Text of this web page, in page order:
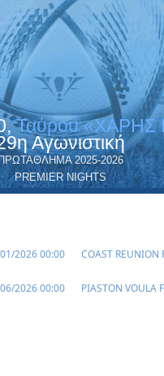
Ταύρου «ΧΑΡΗΣ
Αγωνιστική
2025-2026
PREMIER NIGHTS
2026 00:00
COAST REUNION
2026 00:00
PIASTON VOULA